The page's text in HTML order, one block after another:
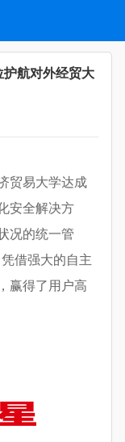
护航对外经贸大
贸易大学达成
安全解决方
况的统一管
借强大的自主
赢得了用户高